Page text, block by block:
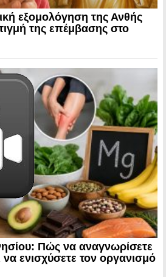
εξομολόγηση της Ανθής
της επέμβασης στο
Πώς να αναγνωρίσετε
ενισχύσετε τον οργανισμό